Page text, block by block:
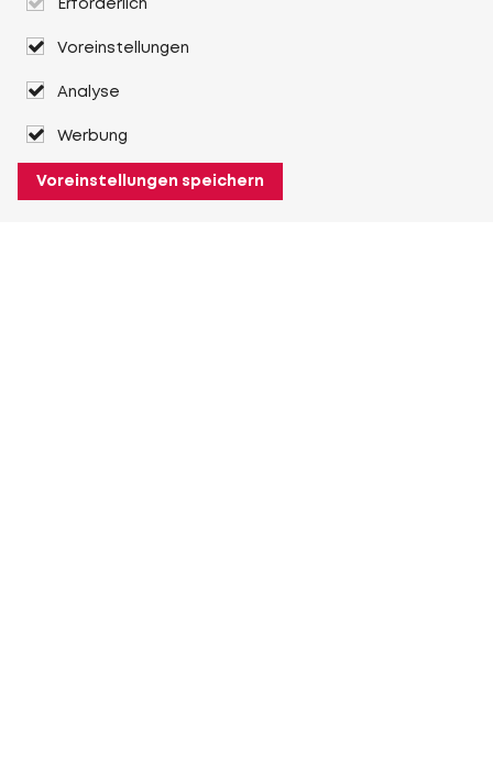
Erforderlich
Voreinstellungen
Analyse
Werbung
Voreinstellungen speichern